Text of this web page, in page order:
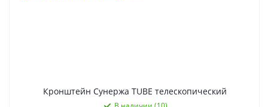
Кронштейн Сунержа TUBE телескопический